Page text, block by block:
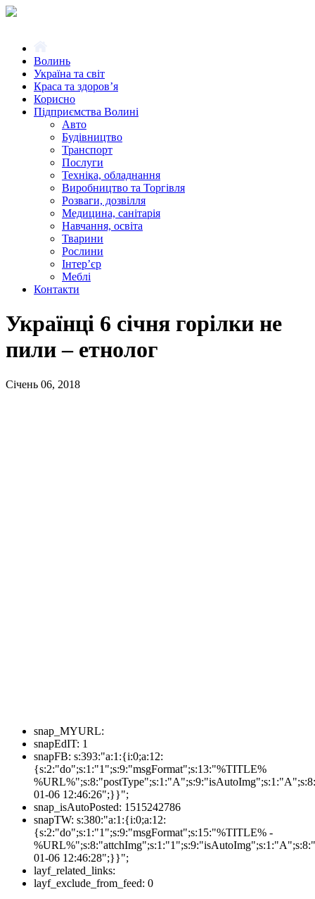
Волинь
Україна та світ
Краса та здоров’я
Корисно
Підприємства Волині
Авто
Будівництво
Транспорт
Послуги
Техніка, обладнання
Виробництво та Торгівля
Розваги, дозвілля
Медицина, санітарія
Навчання, освіта
Тварини
Рослини
Інтер’єр
Меблі
Контакти
Українці 6 січня горілки не
пили – етнолог
Січень 06, 2018
snap_MYURL:
snapEdIT: 1
snapFB: s:393:"a:1:{i:0;a:12:
{s:2:"do";s:1:"1";s:9:"msgFormat";s:13:"%TITLE%
01-06 12:46:26";}}";
snap_isAutoPosted: 1515242786
snapTW: s:380:"a:1:{i:0;a:12:
{s:2:"do";s:1:"1";s:9:"msgFormat";s:15:"%TITLE% -
01-06 12:46:28";}}";
layf_related_links:
layf_exclude_from_feed: 0